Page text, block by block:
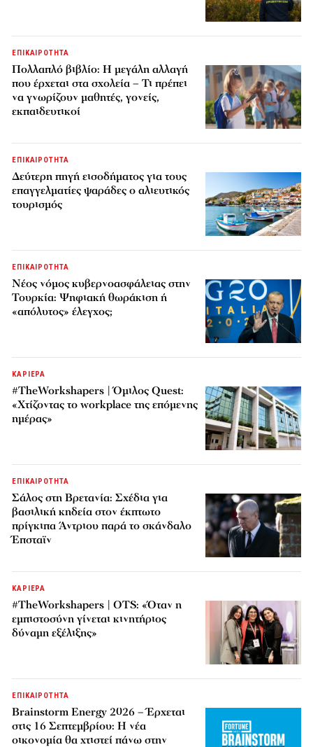
ΕΠΙΚΑΙΡΟΤΗΤΑ
Πολλαπλό βιβλίο: Η μεγάλη αλλαγή
που έρχεται στα σχολεία – Τι πρέπει
να γνωρίζουν μαθητές, γονείς,
εκπαιδευτικοί
ΕΠΙΚΑΙΡΟΤΗΤΑ
Δεύτερη πηγή εισοδήματος για τους
επαγγελματίες ψαράδες ο αλιευτικός
τουρισμός
ΕΠΙΚΑΙΡΟΤΗΤΑ
Νέος νόμος κυβερνοασφάλειας στην
Τουρκία: Ψηφιακή θωράκιση ή
«απόλυτος» έλεγχος;
ΚΑΡΙΕΡΑ
#TheWorkshapers | Όμιλος Quest:
«Χτίζοντας το workplace της επόμενης
ημέρας»
ΕΠΙΚΑΙΡΟΤΗΤΑ
Σάλος στη Βρετανία: Σχέδια για
βασιλική κηδεία στον έκπτωτο
πρίγκιπα Άντριου παρά το σκάνδαλο
Έπσταϊν
ΚΑΡΙΕΡΑ
#TheWorkshapers | OTS: «Όταν η
εμπιστοσύνη γίνεται κινητήριος
δύναμη εξέλιξης»
ΕΠΙΚΑΙΡΟΤΗΤΑ
Brainstorm Energy 2026 – Έρχεται
στις 16 Σεπτεμβρίου: Η νέα
οικονομία θα χτιστεί πάνω στην